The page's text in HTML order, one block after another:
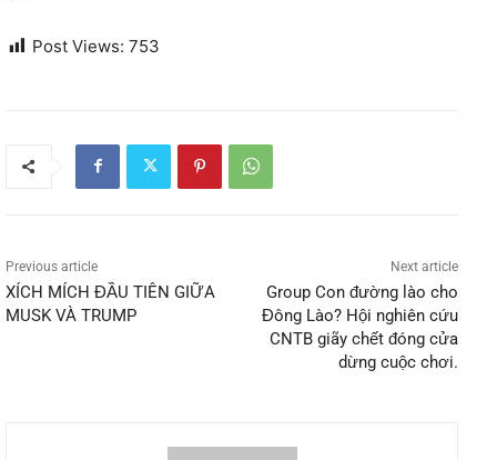
Post Views: 753
Previous article
XÍCH MÍCH ĐẦU TIÊN GIỮA
MUSK VÀ TRUMP
Next article
Group Con đường lào cho
Đông Lào? Hội nghiên cứu
CNTB giãy chết đóng cửa
dừng cuộc chơi.